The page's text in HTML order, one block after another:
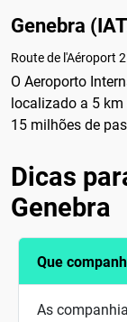
Genebra
Route de l'Aéroport
O Aeroporto
localizado a 5 km
15 milhões de
Dicas
Genebra
Que
As